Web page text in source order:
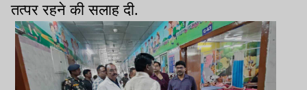
तत्पर रहने की सलाह दी.